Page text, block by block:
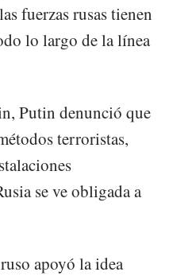
fuerzas rusas tienen
lo largo de la línea
Putin denunció que
terroristas,
se ve obligada a
apoyó la idea